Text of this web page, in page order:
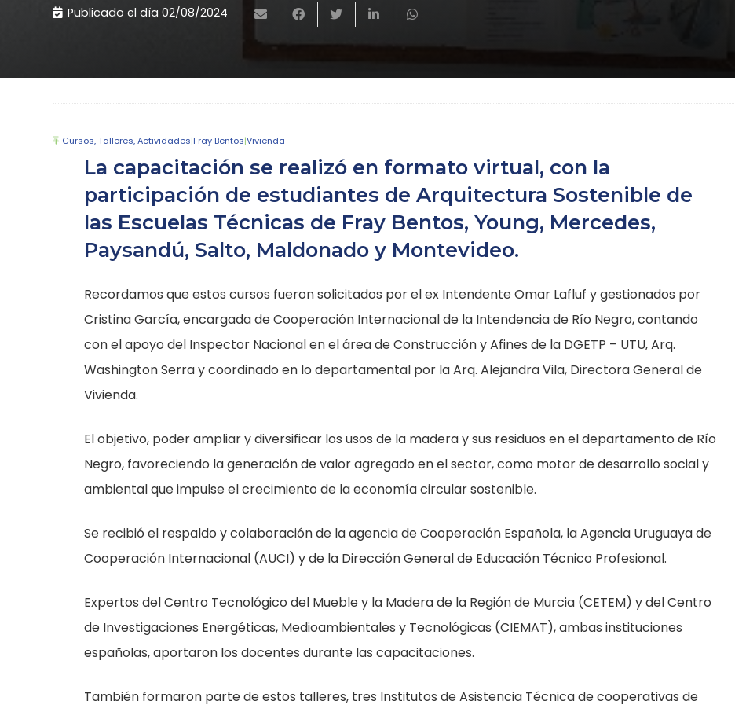
Publicado el día 02/08/2024
Cursos, Talleres, Actividades|Fray Bentos|Vivienda
La capacitación se realizó en formato virtual, con la
participación de estudiantes de Arquitectura Sostenible de
las Escuelas Técnicas de Fray Bentos, Young, Mercedes,
Paysandú, Salto, Maldonado y Montevideo.
Recordamos que estos cursos fueron solicitados por el ex Intendente Omar Lafluf y gestionados por
Cristina García, encargada de Cooperación Internacional de la Intendencia de Río Negro, contando
con el apoyo del Inspector Nacional en el área de Construcción y Afines de la DGETP – UTU, Arq.
Washington Serra y coordinado en lo departamental por la Arq. Alejandra Vila, Directora General de
Vivienda.
El objetivo, poder ampliar y diversificar los usos de la madera y sus residuos en el departamento de Río
Negro, favoreciendo la generación de valor agregado en el sector, como motor de desarrollo social y
ambiental que impulse el crecimiento de la economía circular sostenible.
Se recibió el respaldo y colaboración de la agencia de Cooperación Española, la Agencia Uruguaya de
Cooperación Internacional (AUCI) y de la Dirección General de Educación Técnico Profesional.
Expertos del Centro Tecnológico del Mueble y la Madera de la Región de Murcia (CETEM) y del Centro
de Investigaciones Energéticas, Medioambientales y Tecnológicas (CIEMAT), ambas instituciones
españolas, aportaron los docentes durante las capacitaciones.
También formaron parte de estos talleres, tres Institutos de Asistencia Técnica de cooperativas de